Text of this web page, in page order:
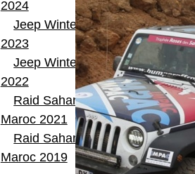
2024
Jeep Winter Tour
2023
Jeep Winter Tour
2022
Raid Sahara Tour
Maroc 2021
Raid Sahara Tour
Maroc 2019